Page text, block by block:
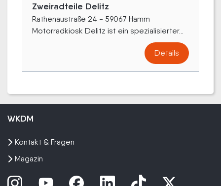
Zweiradteile Delitz
Rathenaustraße 24 - 59067 Hamm
Motorradkiosk Delitz ist ein spezialisierter...
Details
WKDM
Kontakt & Fragen
Magazin